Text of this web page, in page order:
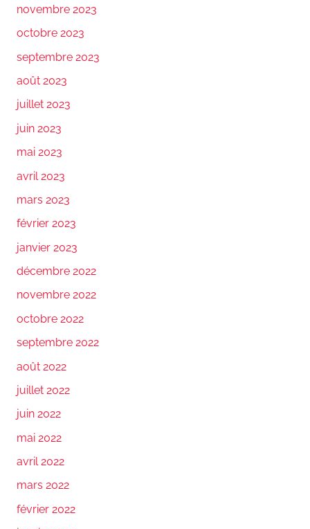
novembre 2023
octobre 2023
septembre 2023
août 2023
juillet 2023
juin 2023
mai 2023
avril 2023
mars 2023
février 2023
janvier 2023
décembre 2022
novembre 2022
octobre 2022
septembre 2022
août 2022
juillet 2022
juin 2022
mai 2022
avril 2022
mars 2022
février 2022